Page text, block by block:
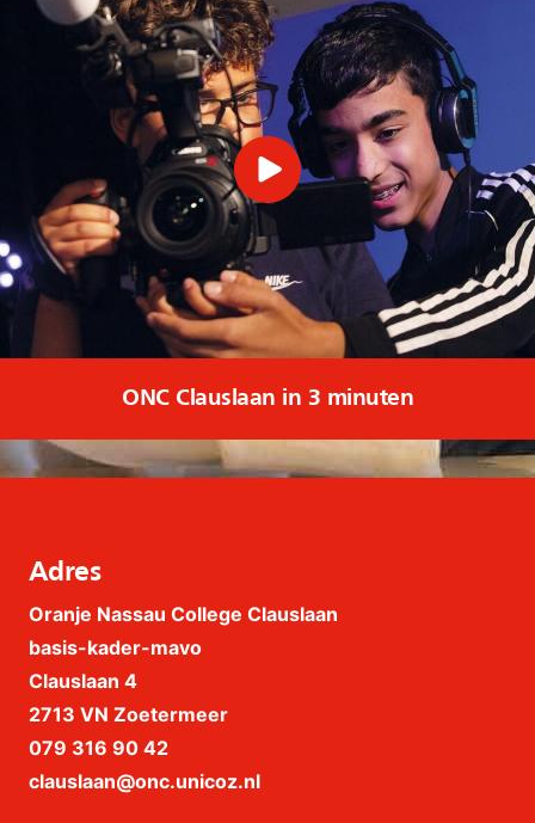
ONC Clauslaan in 3 minuten
Adres
Oranje Nassau College Clauslaan
basis-kader-mavo
Clauslaan 4
2713 VN Zoetermeer
079 316 90 42
clauslaan@onc.unicoz.nl